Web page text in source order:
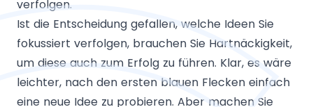
verfolgen.
Ist die Entscheidung gefallen, welche Ideen Sie
fokussiert verfolgen, brauchen Sie Hartnäckigkeit,
um diese auch zum Erfolg zu führen. Klar, es wäre
leichter, nach den ersten blauen Flecken einfach
eine neue Idee zu probieren. Aber machen Sie